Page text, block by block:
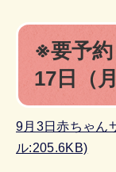
※要予約
17日（
9月3日赤ちゃん
ル:205.6KB)